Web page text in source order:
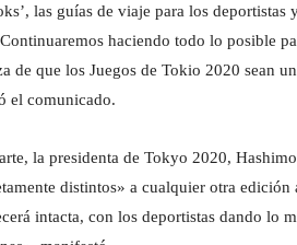
las guías de viaje para los
haciendo todo lo posible
de que los Juegos de Tokio 2020 sean
el comunicado.
la presidenta de Tokyo 2020,
distintos» a cualquier otra
intacta, con los deportistas dando lo